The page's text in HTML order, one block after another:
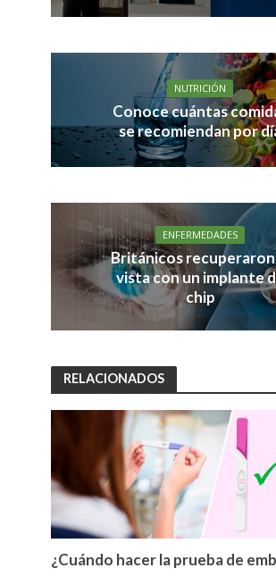
NUTRICIÓN
Conoce cuántas
se recomiendan por
ENFERMEDADES
Británicos recuperaron
vista con un implante
chip
RELACIONADOS
¿Cuándo hacer la prueba de